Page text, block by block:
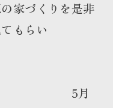
家づくりを是非
もらい
家』 5月